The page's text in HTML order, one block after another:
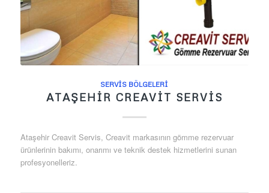
SERVIS BÖLGELERI
ATAŞEHIR CREAVIT SERVIS
Ataşehir Creavit Servis, Creavit markasının gömme rezervuar
ürünlerinin bakımı, onarımı ve teknik destek hizmetlerini sunan
profesyonelleriz.